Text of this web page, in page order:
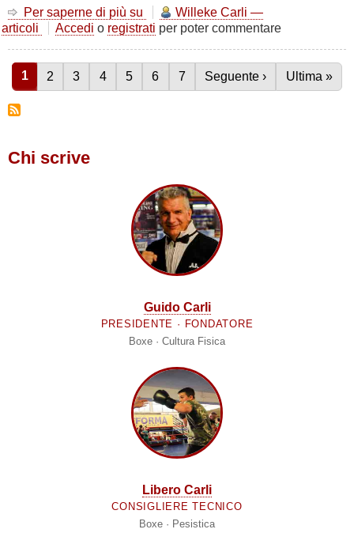
Per saperne di più su
palestra
valvola
di
sicurezza
Willeke Carli —
articoli
Accedi o registrati per poter commentare
Paginazione
Pagina attuale
1 Pagina
2 Pagina
3 Pagina
4 Pagina
5 Pagina
6 Pagina
7 Pagina successiva
Seguente › Ultima
Ultima »
Chi scrive
Guido Carli
PRESIDENTE · FONDATORE
Boxe · Cultura Fisica
Libero Carli
CONSIGLIERE TECNICO
Boxe · Pesistica